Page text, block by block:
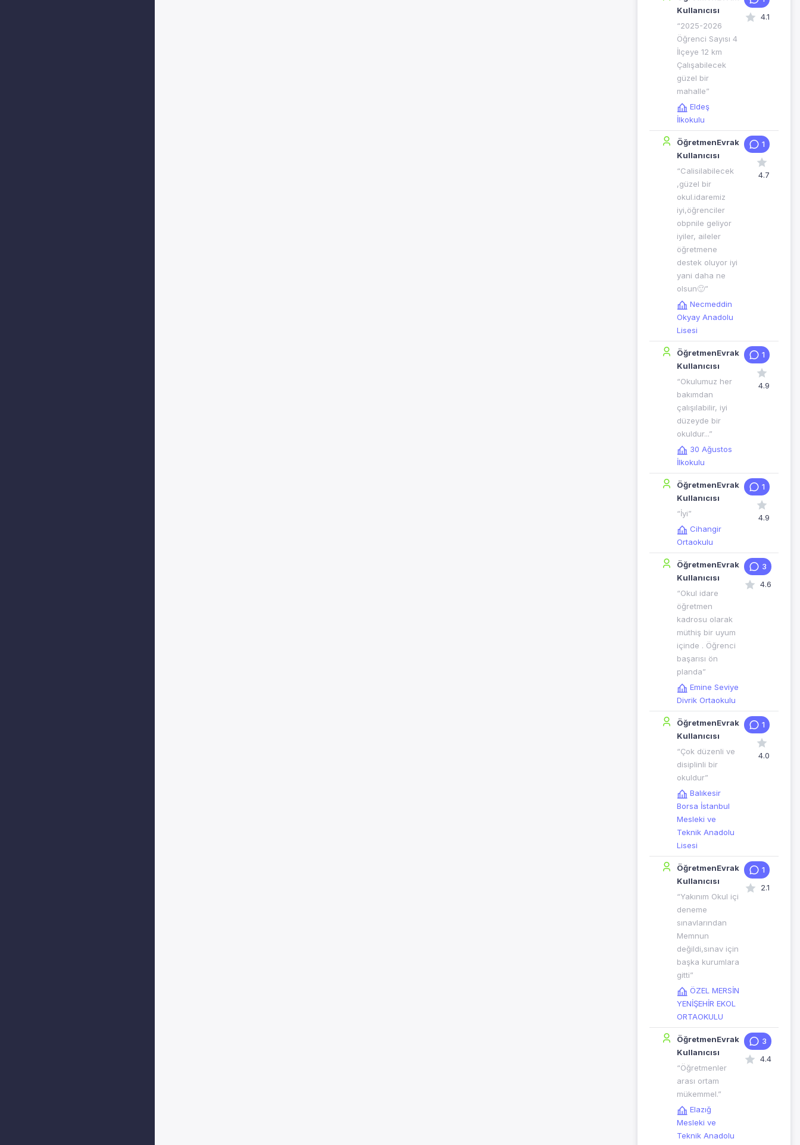
Kullanıcısı
“2025-2026
Öğrenci Sayısı 4
İlçeye 12 km
Çalışabilecek
güzel bir
mahalle”
Eldeş
İlkokulu
4.1
ÖğretmenEvrak
Kullanıcısı
“Calisilabilecek
,güzel bir
okul.idaremiz
iyi,öğrenciler
obpnile geliyor
iyiler, aileler
öğretmene
destek oluyor iyi
yani daha ne
olsun🙂”
Necmeddin
Okyay Anadolu
Lisesi
1
4.7
ÖğretmenEvrak
Kullanıcısı
“Okulumuz her
bakımdan
çalışılabilir, iyi
düzeyde bir
okuldur...”
30 Ağustos
İlkokulu
1
4.9
ÖğretmenEvrak
Kullanıcısı
“İyi”
Cihangir
Ortaokulu
1
4.9
ÖğretmenEvrak
Kullanıcısı
“Okul idare
öğretmen
kadrosu olarak
müthiş bir uyum
içinde . Öğrenci
başarısı ön
planda”
Emine Seviye
Divrik Ortaokulu
3
4.6
ÖğretmenEvrak
Kullanıcısı
“Çok düzenli ve
disiplinli bir
okuldur”
Balıkesir
Borsa İstanbul
Mesleki ve
Teknik Anadolu
Lisesi
1
4.0
ÖğretmenEvrak
Kullanıcısı
“Yakınım Okul içi
deneme
sınavlarından
Memnun
değildi,sınav için
başka kurumlara
gitti”
ÖZEL MERSİN
YENİŞEHİR EKOL
ORTAOKULU
1
2.1
ÖğretmenEvrak
Kullanıcısı
“Öğretmenler
arası ortam
mükemmel.”
Elazığ
Mesleki ve
Teknik Anadolu
3
4.4